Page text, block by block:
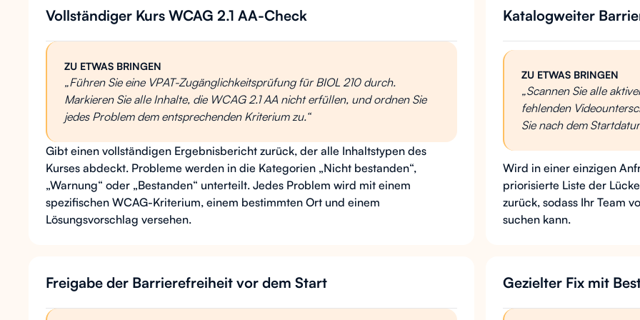
Vollständiger Kurs WCAG 2.1 AA-Check
ZU ETWAS BRINGEN
„Führen Sie eine VPAT-Zugänglichkeitsprüfung für BIOL 210 durch.
Markieren Sie alle Inhalte, die WCAG 2.1 AA nicht erfüllen, und ordnen Sie
jedes Problem dem entsprechenden Kriterium zu.“
Gibt einen vollständigen Ergebnisbericht zurück, der alle Inhaltstypen des
Kurses abdeckt. Probleme werden in die Kategorien „Nicht bestanden“,
„Warnung“ oder „Bestanden“ unterteilt. Jedes Problem wird mit einem
spezifischen WCAG-Kriterium, einem bestimmten Ort und einem
Lösungsvorschlag versehen.
Katalogweiter
ZU ETWAS BRINGEN
„Scannen Sie alle
fehlenden
Sie nach dem
Wird in einer einzigen
priorisierte Liste der
zurück, sodass Ihr Team
suchen kann.
Freigabe der Barrierefreiheit vor dem Start Gezielter Fix mit